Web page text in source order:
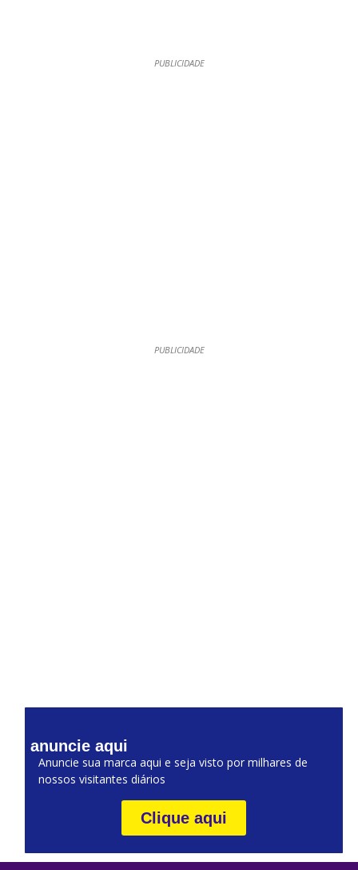
PUBLICIDADE
PUBLICIDADE
anuncie aqui
Anuncie sua marca aqui e seja visto por milhares de
nossos visitantes diários
Clique aqui